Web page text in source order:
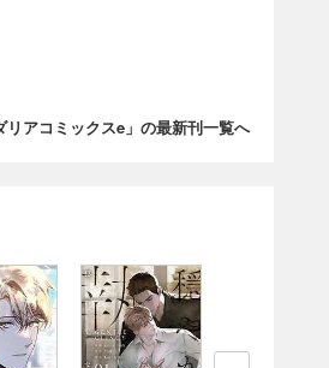
リアコミックスe」の最新刊一覧へ